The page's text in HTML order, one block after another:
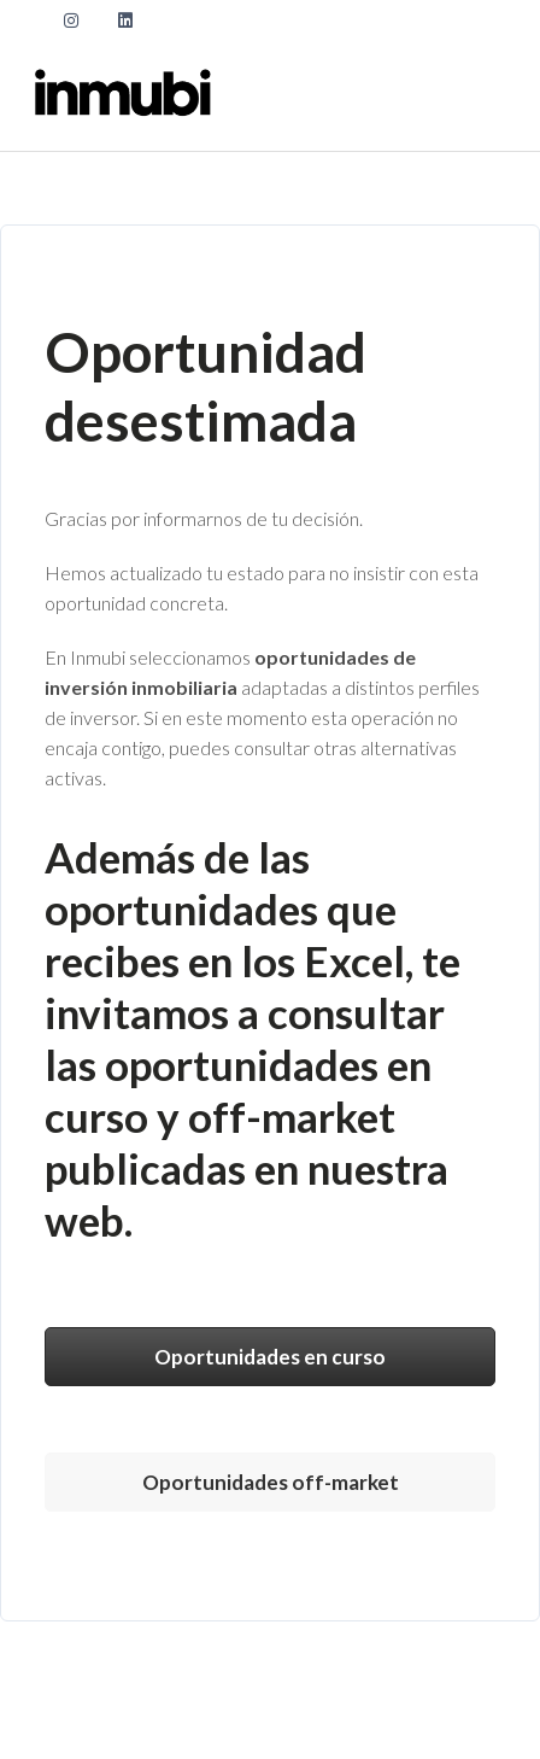
Oportunidad
desestimada
Gracias por informarnos de tu decisión.
Hemos actualizado tu estado para no insistir con esta
oportunidad concreta.
En Inmubi seleccionamos oportunidades de
inversión inmobiliaria adaptadas a distintos perfiles
de inversor. Si en este momento esta operación no
encaja contigo, puedes consultar otras alternativas
activas.
Además de las
oportunidades que
recibes en los Excel, te
invitamos a consultar
las oportunidades en
curso y off-market
publicadas en nuestra
web.
Oportunidades en curso
Oportunidades off-market